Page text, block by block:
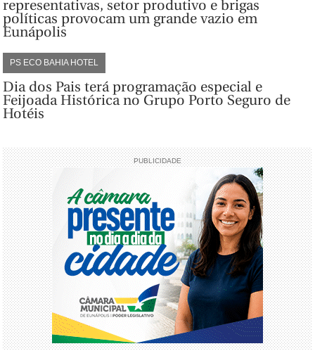
representativas, setor produtivo e brigas
políticas provocam um grande vazio em
Eunápolis
PS ECO BAHIA HOTEL
Dia dos Pais terá programação especial e
Feijoada Histórica no Grupo Porto Seguro de
Hotéis
PUBLICIDADE